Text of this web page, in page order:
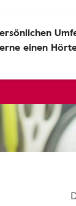
einen